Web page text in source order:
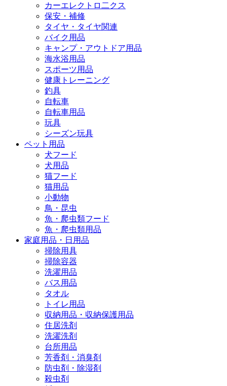
カーエレクトロ二クス
保安・補修
タイヤ・タイヤ関連
バイク用品
キャンプ・アウトドア用品
海水浴用品
スポーツ用品
健康トレーニング
釣具
自転車
自転車用品
玩具
シーズン玩具
ペット用品
犬フード
犬用品
猫フード
猫用品
小動物
鳥・昆虫
魚・爬虫類フード
魚・爬虫類用品
家庭用品・日用品
掃除用具
掃除容器
洗濯用品
バス用品
タオル
トイレ用品
収納用品・収納保護用品
住居洗剤
洗濯洗剤
台所用品
芳香剤・消臭剤
防虫剤・除湿剤
殺虫剤